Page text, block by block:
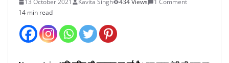
13 October 2021 Kavita Singh 434 Views
1 Comment
14 min read